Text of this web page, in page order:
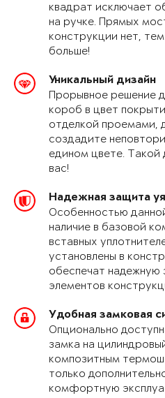
квадрат исключает
на ручке. Прямых
конструкции нет,
больше!
Уникальный дизайн
Прорывное решение
короб в цвет
отделкой проемами,
создадите
едином цвете. Такой
вас!
Надежная защита
Особенностью
наличие в базовой
вставных
установлены в
обеспечат надежную
элементов
Удобная замковая
Опционально
замка на
композитным
только
комфортную